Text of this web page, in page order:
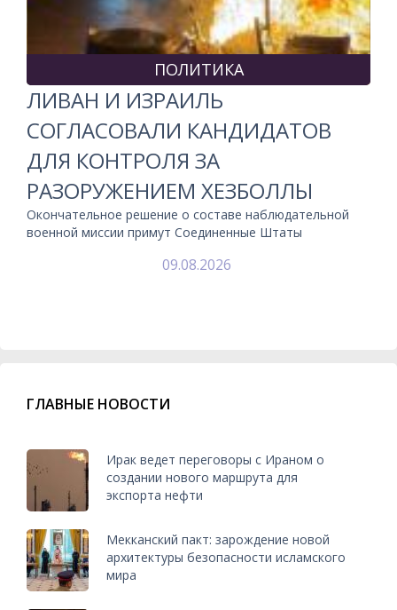
ПОЛИТИКА
ЛИВАН И ИЗРАИЛЬ
СОГЛАСОВАЛИ КАНДИДАТОВ
ДЛЯ КОНТРОЛЯ ЗА
РАЗОРУЖЕНИЕМ ХЕЗБОЛЛЫ
Окончательное решение о составе наблюдательной
военной миссии примут Соединенные Штаты
09.08.2026
ГЛАВНЫЕ НОВОСТИ
Ирак ведет переговоры с Ираном о
создании нового маршрута для
экспорта нефти
Мекканский пакт: зарождение новой
архитектуры безопасности исламского
мира